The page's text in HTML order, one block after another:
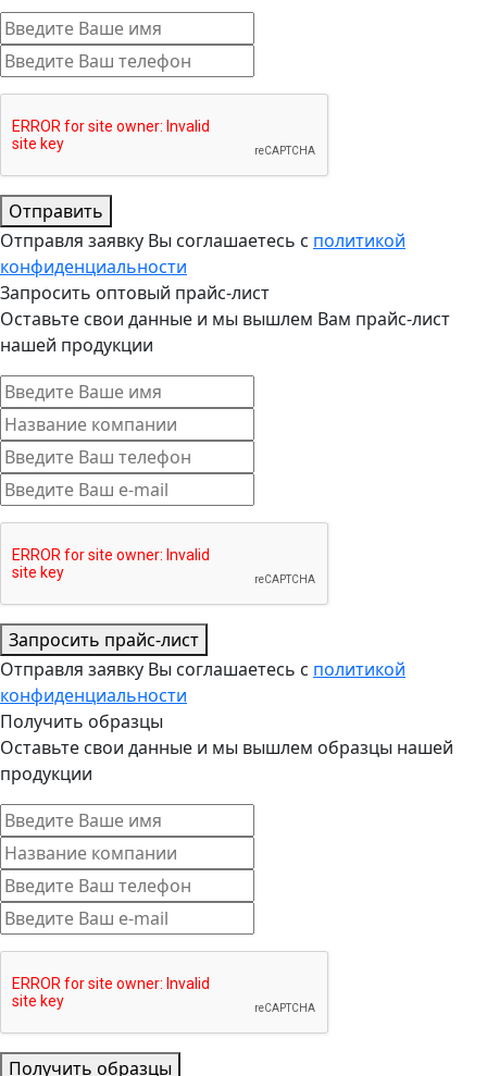
Отправить
Отправля заявку Вы соглашаетесь с политикой
конфиденциальности
Запросить оптовый прайс-лист
Оставьте свои данные и мы вышлем Вам прайс-лист
нашей продукции
Запросить прайс-лист
Отправля заявку Вы соглашаетесь с политикой
конфиденциальности
Получить образцы
Оставьте свои данные и мы вышлем образцы нашей
продукции
Получить образцы